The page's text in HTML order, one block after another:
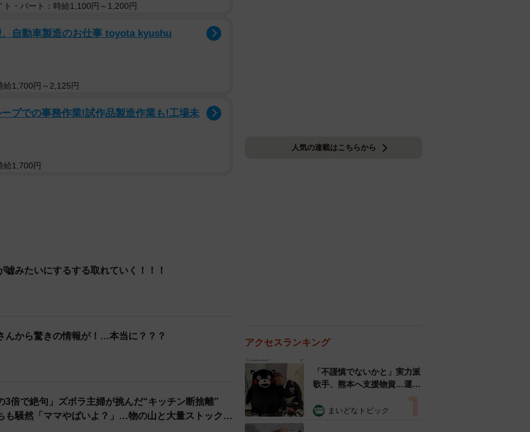
ト・パート：時給1,100円～1,200円
自動車製造のお仕事 toyota kyushu
給1,700円～2,125円
プでの事務作業!試作品製造作業も!工場未
給1,700円
嘘みたいにするする取れていく！！！
んから驚きの情報が！…本当に？？？
3倍で絶句」ズボラ主婦が挑んだ“キッチン断捨離”
も騒然「ママやばいよ？」…物の山と大量ストックの
人気の連載はこちらから
アクセスランキング
「不謹慎でないかと」実力派
歌手、熊本へ支援物資…運搬
めらい 「痛いほど伝わる」
まいどなトピック